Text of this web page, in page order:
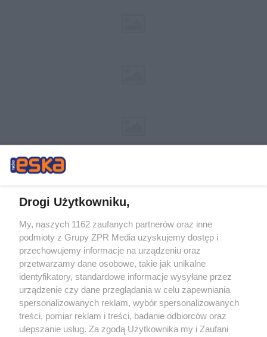
Żaden utwór zamieszczony w serwisie nie może być powielany i
rozpowszechniany lub dalej rozpowszechniany w jakikolwiek sposób (w
tym także elektroniczny lub mechaniczny) na jakimkolwiek polu
eksploatacji w jakiejkolwiek formie, włącznie z umieszczaniem w Internecie
bez pisemnej zgody właściciela praw. Jakiekolwiek użycie lub
wykorzystanie utworów w całości lub w części z naruszeniem prawa, tzn.
bez właściwej zgody, jest zabronione pod groźbą kary i może być ścigane
prawnie.
Drogi Użytkowniku,
My, naszych 1162 zaufanych partnerów oraz inne
podmioty z Grupy ZPR Media uzyskujemy dostęp i
przechowujemy informacje na urządzeniu oraz
przetwarzamy dane osobowe, takie jak unikalne
identyfikatory, standardowe informacje wysyłane przez
urządzenie czy dane przeglądania w celu zapewniania
spersonalizowanych reklam, wybór spersonalizowanych
treści, pomiar reklam i treści, badanie odbiorców oraz
ulepszanie usług. Za zgodą Użytkownika my i Zaufani